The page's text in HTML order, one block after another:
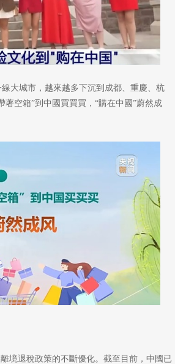
大城市，越來越多下沉到成都、重慶、杭
空箱”到中國買買買，“購在中國”蔚然成
境退稅政策的不斷優化。截至目前，中國已